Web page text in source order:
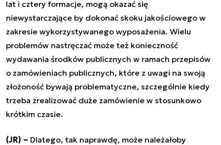
lat i cztery formacje, mogą okazać się
niewystarczające by dokonać skoku jakościowego w
zakresie wykorzystywanego wyposażenia. Wielu
problemów nastręczać może też konieczność
wydawania środków publicznych w ramach przepisów
o zamówieniach publicznych, które z uwagi na swoją
złożoność bywają problematyczne, szczególnie kiedy
trzeba zrealizować duże zamówienie w stosunkowo
krótkim czasie.
(JR) – Dlatego, tak naprawdę, może należałoby